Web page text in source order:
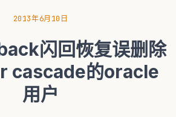
Ctrl+K
2013年6月10日
闪回恢复误删除
cascade的oracle
用户